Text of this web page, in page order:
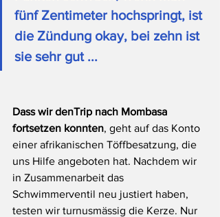
fünf Zentimeter hochspringt, ist
die Zündung okay, bei zehn ist
sie sehr gut ...
Dass wir denTrip nach Mombasa
fortsetzen konnten, geht auf das Konto
einer afrikanischen Töffbesatzung, die
uns Hilfe angeboten hat. Nachdem wir
in Zusammenarbeit das
Schwimmerventil neu justiert haben,
testen wir turnusmässig die Kerze. Nur